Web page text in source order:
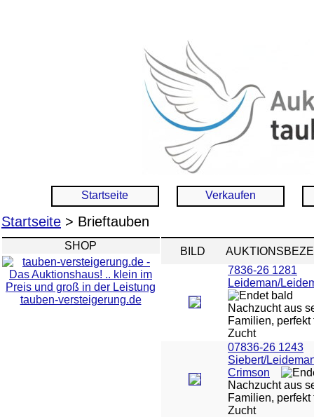
Startseite Verkaufen
Startseite > Brieftauben
SHOP
tauben-versteigerung.de
BILD
7836-26 1281
Leideman/
Nachzucht aus
Familien, perfekt
Zucht
07836-26 1243
Siebert/
Crimson
Nachzucht aus
Familien, perfekt
Zucht